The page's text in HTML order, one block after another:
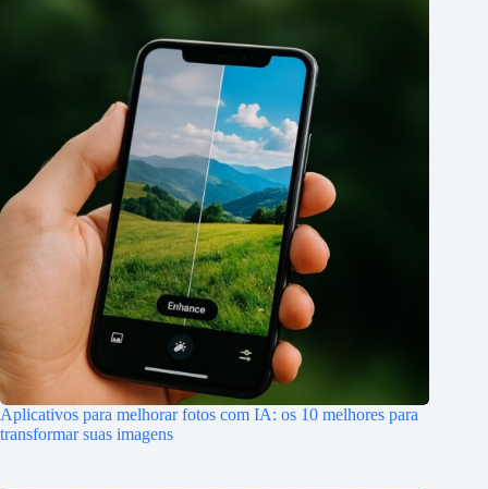
Aplicativos para melhorar fotos com IA: os 10 melhores para
transformar suas imagens